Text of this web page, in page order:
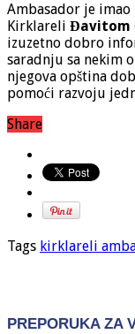
Ambasador je
Kirklareli Đavitom
izuzetno dobro
saradnju sa nekim
njegova opština
pomoći razvoju
Share
Tags kirklareli